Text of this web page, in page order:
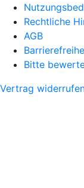
Rechtliche
AGB
Bitte
Vertrag